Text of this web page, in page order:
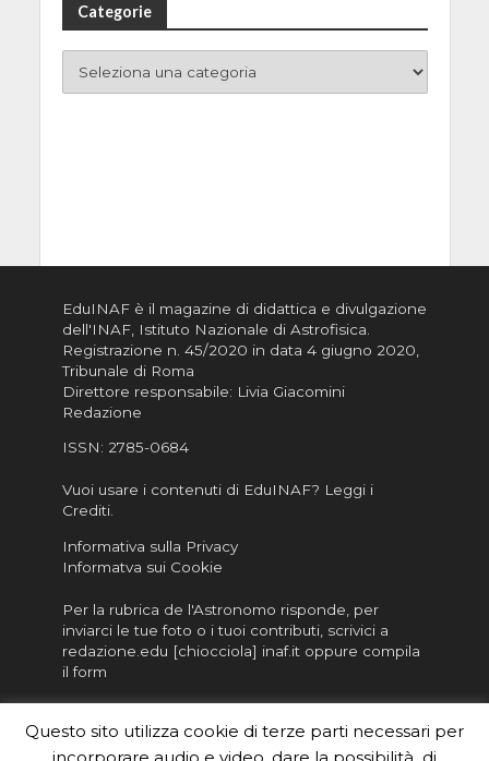
Categorie
EduINAF è il magazine di didattica e divulgazione
dell'INAF, Istituto Nazionale di Astrofisica
Registrazione n. 45/2020 in data 4 giugno 2020,
Tribunale di Roma
Direttore responsabile: Livia Giacomini
Redazione
ISSN: 2785-0684
Vuoi usare i contenuti di EduINAF? Leggi i
Crediti.
Informativa sulla Privacy
Informatva sui Cookie
Per la rubrica de l'Astronomo risponde, per
inviarci le tue foto o i tuoi contributi, scrivici a
redazione.edu [chiocciola] inaf.it oppure compila
il form
distribuire nella tua scuola e…
Questo sito utilizza cookie di terze parti necessari per